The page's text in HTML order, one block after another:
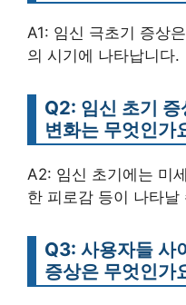
A1: 임신 극초기 증상
의 시기에 나타납니다.
Q2: 임신 초기
변화는 무엇인가
A2: 임신 초기에는 미
한 피로감 등이 나타날
Q3: 사용자들 사
증상은 무엇인가